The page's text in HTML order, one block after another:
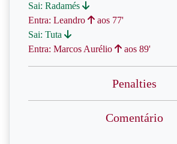
Sai: Radamés
Entra: Leandro
aos 77'
Sai: Tuta
Entra: Marcos Aurélio
aos 89'
Penalties
Comentário